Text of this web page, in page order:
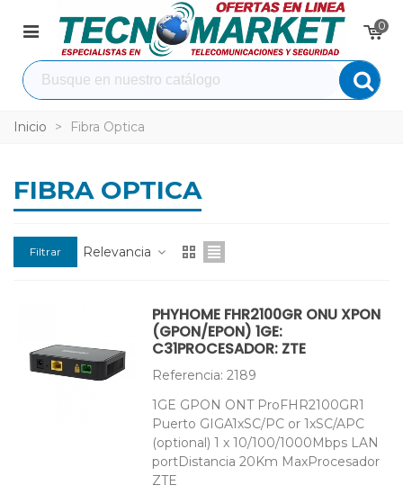
0
Inicio > Fibra Optica
FIBRA OPTICA
Filtrar Relevancia
PHYHOME FHR2100GR ONU XPON
(GPON/EPON) 1GE:
C31PROCESADOR: ZTE
Referencia: 2189
1GE GPON ONT ProFHR2100GR1
Puerto GIGA1xSC/PC or 1xSC/APC
(optional) 1 x 10/100/1000Mbps LAN
portDistancia 20Km MaxProcesador
ZTE